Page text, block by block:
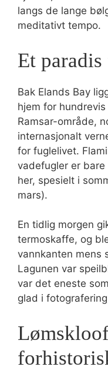
langs de lange
meditativt tempo.
Et
Bak Elands Bay
hjem for
Ramsar-område,
internasjonalt
for fuglelivet.
vadefugler er
her, spesielt i
mars).
En tidlig morgen
termoskaffe, og
vannkanten mens
Lagunen var
var det eneste
glad i